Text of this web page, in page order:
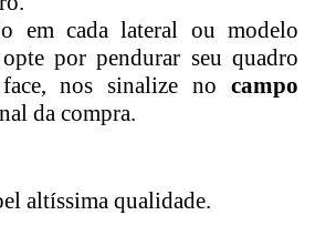
em cada lateral ou modelo
por pendurar seu quadro
nos sinalize no campo
da compra.
altíssima qualidade.